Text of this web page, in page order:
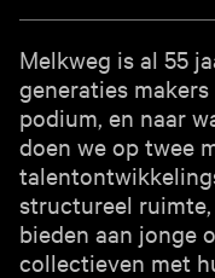
Melkweg is al 55
generaties
podium, en naar
doen we op twee
structureel
bieden aan jonge
collectieven met